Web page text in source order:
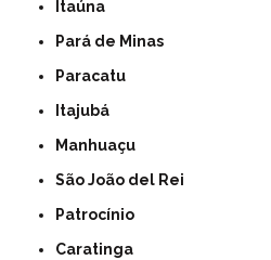
Itaúna
Pará de Minas
Paracatu
Itajubá
Manhuaçu
São João del Rei
Patrocínio
Caratinga